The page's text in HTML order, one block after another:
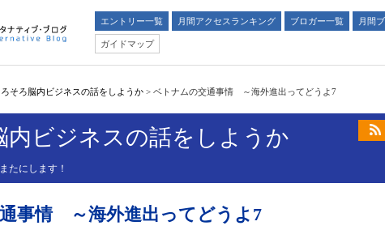
エントリー一覧 月間アクセスランキング ブロガー一覧
月間
ガイドマップ
ろそろ脳内ビジネスの話をしようか > ベトナムの交通事情 ～海外進出ってどうよ7
内ビジネスの話をしようか
たにします！
事情 ～海外進出ってどうよ7